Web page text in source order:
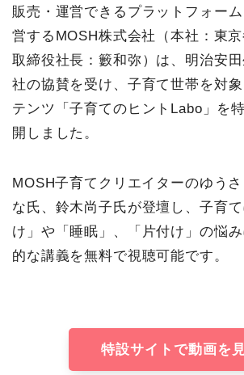
販売・運営できるプラットフォー
営するMOSH株式会社（本社：東
取締役社長：籔和弥）は、明治安
社の協賛を受け、子育て世帯を対
テンツ「子育てのヒントLabo」を
開しました。
MOSH子育てクリエイターのゆう
な氏、鈴木尚子氏が登壇し、子育
け」や「睡眠」、「片付け」の悩
的な講義を無料で視聴可能です。
特設サイトで動画を